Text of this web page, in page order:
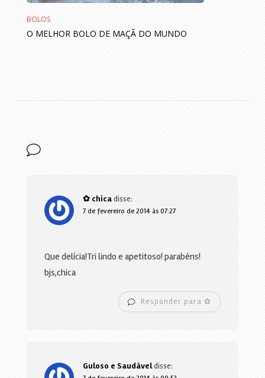
BOLOS
O MELHOR BOLO DE MAÇÃ DO MUNDO
✿ chicadisse:
7 de fevereiro de 2014 às 07:27
Que delícia!Tri lindo e apetitoso! parabéns!
bjs,chica
Responder para ✿
Guloso e Saudáveldisse: